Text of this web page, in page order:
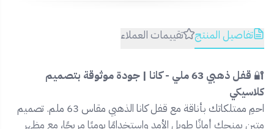
تفاصيل المنتج تقييمات العملاء
🔐
قفل ذهبي 63 ملي - كانا | جودة موثوقة بتصميم
كلاسيكي
احمِ ممتلكاتك بأناقة مع قفل كانا الذهبي مقاس 63 ملم. تصميم
متين يمنحك أمانًا طويل الأمد واستخدامًا يوميًا مريحًا، مع مظهر